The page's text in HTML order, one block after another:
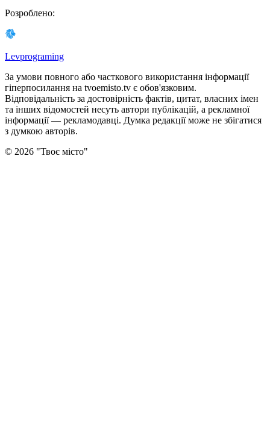
Розроблено:
Levprograming
За умови повного або часткового використання iнформацiї
гіперпосилання на tvoemisto.tv є обов'язковим.
Відповідальність за достовірність фактів, цитат, власних імен
та інших відомостей несуть автори публікацій, а рекламної
інформації — рекламодавці. Думка редакцiї може не збiгатися
з думкою авторiв.
© 2026 "Твоє місто"